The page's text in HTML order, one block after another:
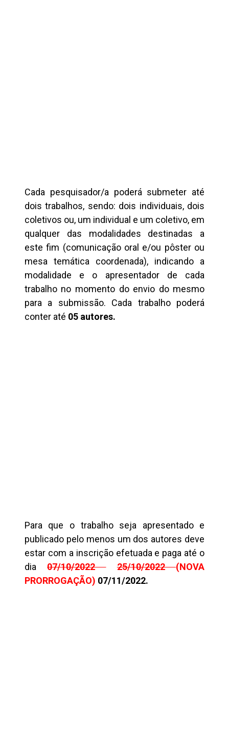
Cada pesquisador/a poderá submeter até
dois trabalhos, sendo: dois individuais, dois
coletivos ou, um individual e um coletivo, em
qualquer das modalidades destinadas a
este fim (comunicação oral e/ou pôster ou
mesa temática coordenada), indicando a
modalidade e o apresentador de cada
trabalho no momento do envio do mesmo
para a submissão. Cada trabalho poderá
conter até 05 autores.
Para que o trabalho seja apresentado e
publicado pelo menos um dos autores deve
estar com a inscrição efetuada e paga até o
dia07/10/2022 25/10/2022(NOVA
PRORROGAÇÃO) 07/11/2022.